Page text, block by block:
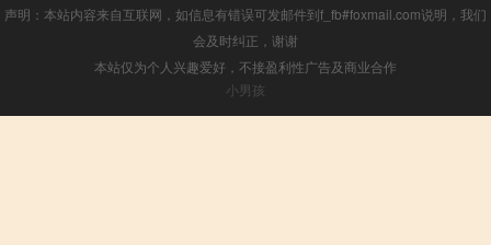
声明：本站内容来自互联网，如信息有错误可发邮件到f_fb#foxmail.com说明，我们
会及时纠正，谢谢
本站仅为个人兴趣爱好，不接盈利性广告及商业合作
小男孩